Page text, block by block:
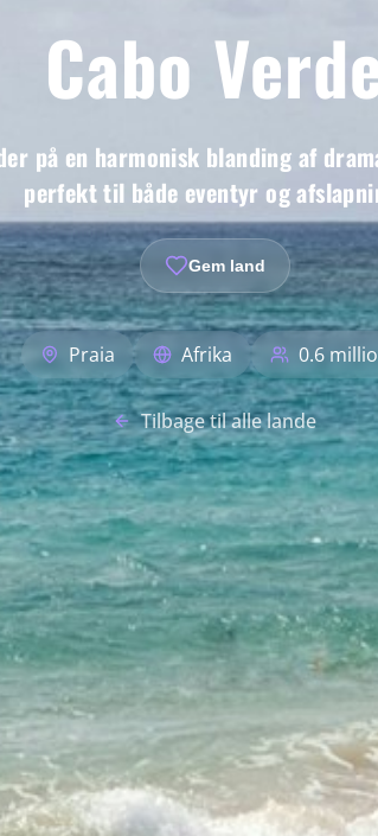
Cabo
på en harmonisk blanding af
perfekt til både eventyr og
Gem land
Praia Afrika 0.6
Tilbage til alle lande